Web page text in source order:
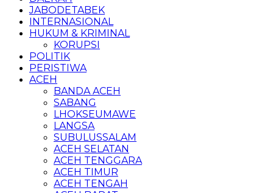
JABODETABEK
INTERNASIONAL
HUKUM & KRIMINAL
KORUPSI
POLITIK
PERISTIWA
ACEH
BANDA ACEH
SABANG
LHOKSEUMAWE
LANGSA
SUBULUSSALAM
ACEH SELATAN
ACEH TENGGARA
ACEH TIMUR
ACEH TENGAH